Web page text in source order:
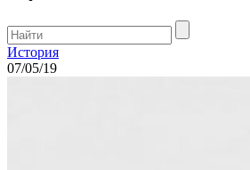
История
07/05/19